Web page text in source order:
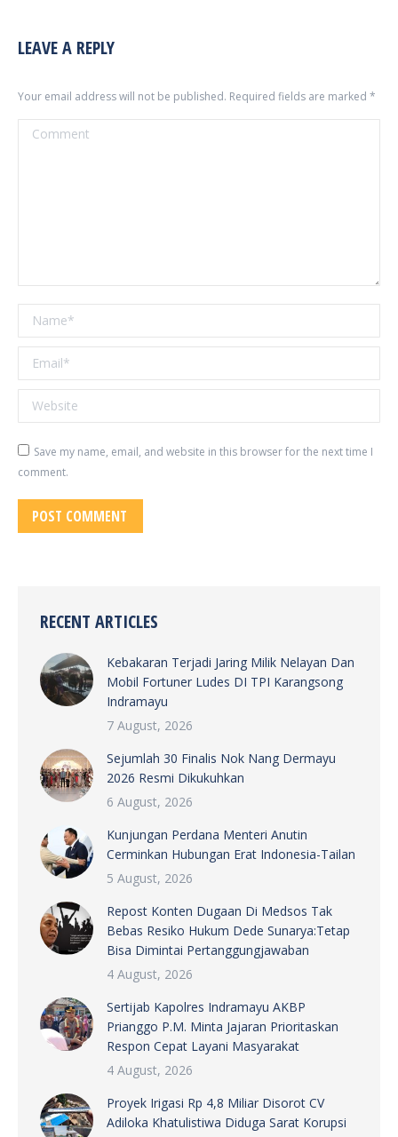
LEAVE A REPLY
Your email address will not be published. Required fields are marked *
Comment
Name *
Email *
Website
Save my name, email, and website in this browser for the next time I
comment.
POST COMMENT
RECENT ARTICLES
Kebakaran Terjadi Jaring Milik Nelayan Dan
Mobil Fortuner Ludes DI TPI Karangsong
Indramayu
7 August, 2026
Sejumlah 30 Finalis Nok Nang Dermayu
2026 Resmi Dikukuhkan
6 August, 2026
Kunjungan Perdana Menteri Anutin
Cerminkan Hubungan Erat Indonesia-Tailan
5 August, 2026
Repost Konten Dugaan Di Medsos Tak
Bebas Resiko Hukum Dede Sunarya:Tetap
Bisa Dimintai Pertanggungjawaban
4 August, 2026
Sertijab Kapolres Indramayu AKBP
Prianggo P.M. Minta Jajaran Prioritaskan
Respon Cepat Layani Masyarakat
4 August, 2026
Proyek Irigasi Rp 4,8 Miliar Disorot CV
Adiloka Khatulistiwa Diduga Sarat Korupsi